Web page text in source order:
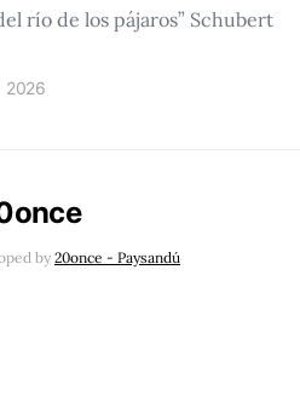
río de los pájaros” Schubert
2026
by 20once - Paysandú